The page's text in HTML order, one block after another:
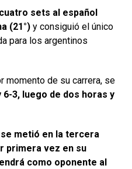
sets al español
(21°) y consiguió el único
para los argentinos
momento de su carrera, se
6-3, luego de dos horas y
se metió en la tercera
primera vez en su
como oponente al